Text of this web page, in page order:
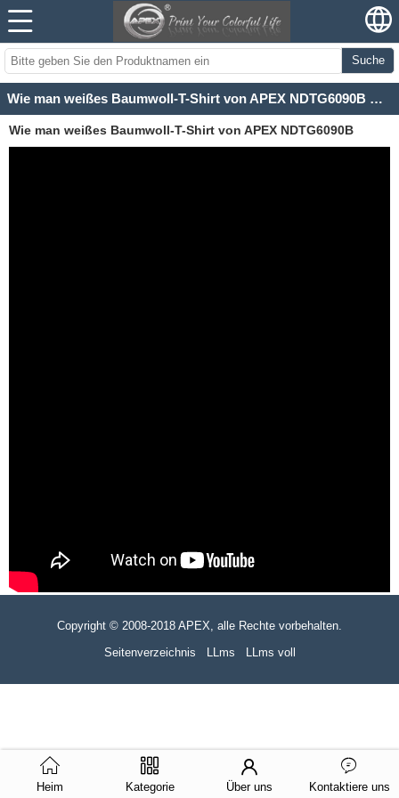
Suche
Wie man weißes Baumwoll-T-Shirt von APEX NDTG6090B Garment Printer druckt
Wie man weißes Baumwoll-T-Shirt von APEX NDTG6090B
Copyright © 2008-2018 APEX, alle Rechte vorbehalten.
Seitenverzeichnis
LLms LLms voll
Heim Kategorie Über uns Kontaktiere uns